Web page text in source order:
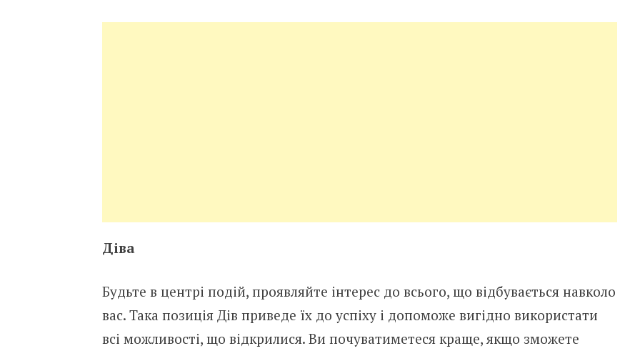
Діва
Будьте в центрі подій, проявляйте інтерес до всього, що відбувається навколо
вас. Така позиція Дів приведе їх до успіху і допоможе вигідно використати
всі можливості, що відкрилися. Ви почуватиметеся краще, якщо зможете